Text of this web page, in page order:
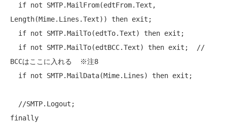
if not SMTP.MailFrom(edtFrom.Text,
Length(Mime.Lines.Text)) then exit;
if not SMTP.MailTo(edtTo.Text) then exit;
if not SMTP.MailTo(edtBCC.Text) then exit;
//
BCCはここに入れる  ※注8
if not SMTP.MailData(Mime.Lines) then exit;
//SMTP.Logout;
finally